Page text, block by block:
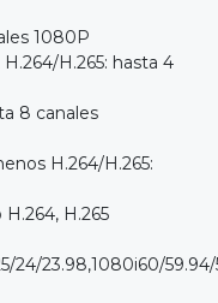
1080P
H.265: hasta 4
8 canales
H.264/H.265:
H.265
24/23.98,1080i60/